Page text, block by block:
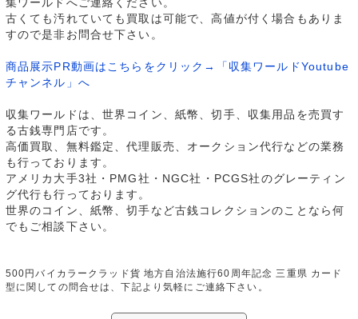
集ワールドへご連絡ください。
古くても汚れていても買取は可能で、高値が付く場合もありま
すので是非お問合せ下さい。
商品展示PR動画はこちらをクリック→「収集ワールドYoutube
チャンネル」へ
収集ワールドは、世界コイン、紙幣、切手、収集用品を売買す
る古銭専門店です。
高価買取、無料鑑定、代理販売、オークション代行などの業務
も行っております。
アメリカ大手3社・PMG社・NGC社・PCGS社のグレーティン
グ代行も行っております。
世界のコイン、紙幣、切手など古銭コレクションのことなら何
でもご相談下さい。
500円バイカラークラッド貨 地方自治法施行60周年記念 三重県 カード
型に関しての問合せは、下記より気軽にご連絡下さい。